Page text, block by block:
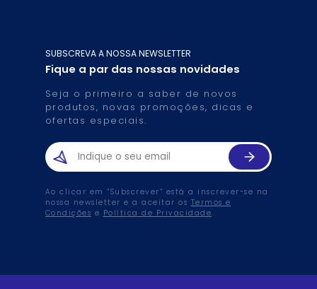
SUBSCREVA A NOSSA NEWSLETTER
Fique a par das nossas novidades
Seja o primeiro a saber de novos
produtos, novas promoções, dicas e
ofertas especiais.
Ao clicar em “Subscrever” está a inscrever-se na
nossa newsletter e a aceitar os Termos e
Condições e Política de Privacidade.